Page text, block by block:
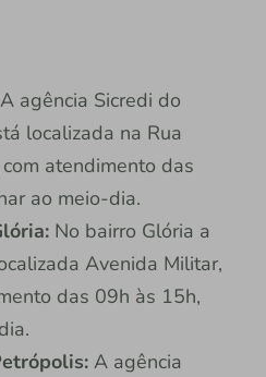
A agência Sicredi do
localizada na Rua
atendimento das
ao meio-dia.
No bairro Glória a
Avenida Militar,
das 09h às 15h,
A agência